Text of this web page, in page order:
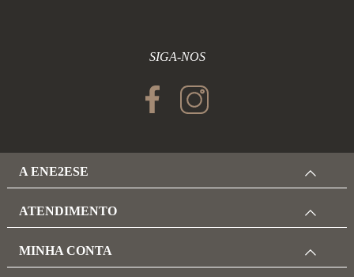
SIGA-NOS
A ENE2ESE
ATENDIMENTO
MINHA CONTA